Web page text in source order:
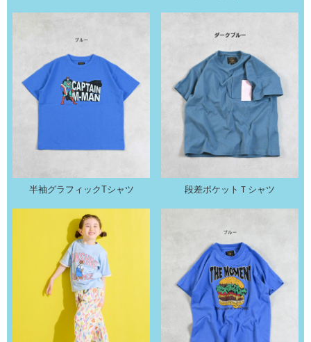
半袖グラフィックTシャツ 段差ポケットＴシャツ